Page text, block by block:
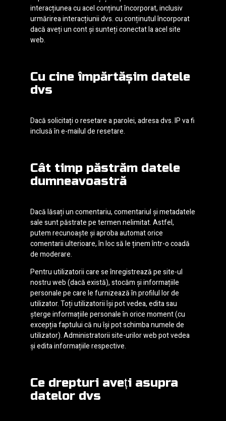
interacțiunea cu acel conținut încorporat, inclusiv
urmărirea interacțiunii dvs. cu conținutul încorporat
dacă aveți un cont și sunteți conectat la acel site
web.
Cu cine împărtășim datele
dvs
Dacă solicitați o resetare a parolei, adresa dvs. IP va fi
inclusă în e-mailul de resetare.
Cât timp păstrăm datele
dumneavoastră
Dacă lăsați un comentariu, comentariul și metadatele
sale sunt păstrate pe termen nelimitat. Astfel,
putem recunoaște și aproba automat orice
comentarii ulterioare, în loc să le ținem într-o coadă
de moderare.
Pentru utilizatorii care se înregistrează pe site-ul
nostru web (dacă există), stocăm și informațiile
personale pe care le furnizează în profilul lor de
utilizator. Toți utilizatorii își pot vedea, edita sau
șterge informațiile personale în orice moment (cu
excepția faptului că nu își pot schimba numele de
utilizator). Administratorii site-urilor web pot vedea
și edita informațiile respective.
Ce drepturi aveți asupra
datelor dvs